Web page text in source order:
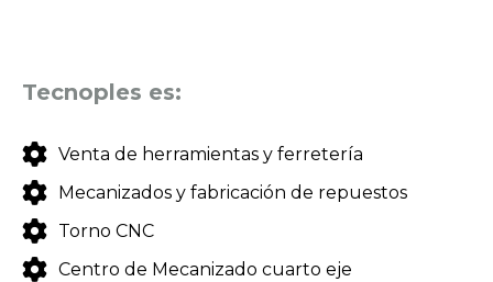
Tecnoples es:
Venta de herramientas y ferretería
Mecanizados y fabricación de repuestos
Torno CNC
Centro de Mecanizado cuarto eje